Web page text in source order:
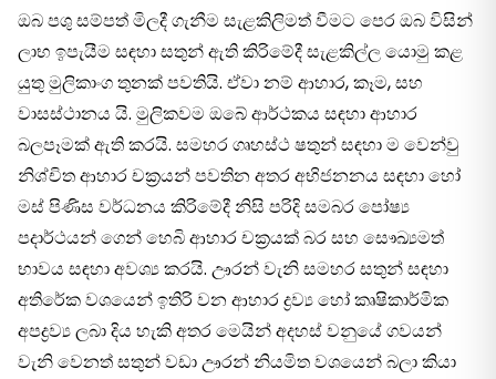
ඔබ පශු සම්පත් මිලදී ගැනීම සැළකිලිමත් වීමට පෙර ඔබ විසින්
ලාභ ඉපැයීම සඳහා සතුන් ඇති කිරිමේදී සැළකිල්ල යොමු කළ
යුතු මුලිකාංග තුනක් පවතියි. ඒවා නම් ආහාර, කෑම, සහ
වාසස්ථානය යි. මුලිකවම ඔබේ ආර්ථකය සඳහා ආහාර
බලපෑමක් ඇති කරයි. සමහර ගෘහස්ථ ෂතුන් සඳහා ම වෙන්වු
නිශ්චිත ආහාර චක‍්‍රයන් පවතින අතර අභිජනනය සඳහා හෝ
මස් පිණිස වර්ධනය කිරිමේදී නිසි පරිදි සමබර පෝෂ්‍ය
පදාර්ථයන් ගෙන් හෙබි ආහාර චක‍්‍රයක් බර සහ සෞඛ්‍යමත්
භාවය සඳහා අවශ්‍ය කරයි. ඌරන් වැනි සමහර සතුන් සඳහා
අතිරේක වශයෙන් ඉතිරි වන ආහාර ද්‍රව්‍ය හෝ කෘෂිකාර්මික
අපද්‍රව්‍ය ලබා දිය හැකි අතර මෙයින් අදහස් වනුයේ ගවයන්
වැනි වෙනත් සතුන් වඩා ඌරන් නියමිත වශයෙන් බලා කියා